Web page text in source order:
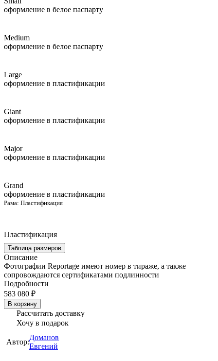
оформление в белое паспарту
Medium
оформление в белое паспарту
Large
оформление в пластификации
Giant
оформление в пластификации
Major
оформление в пластификации
Grand
оформление в пластификации
Рама: Пластификация
Пластификация
Таблица размеров
Описание
Фотографии Reportage имеют номер в тираже, а также
сопровождаются сертификатами подлинности
Подробности
583 080 ₽
В корзину
Рассчитать доставку
Хочу в подарок
Автор:
Доманов
Евгений